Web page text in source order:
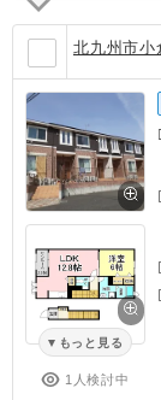
北九州市
もっと見る
1人検討中